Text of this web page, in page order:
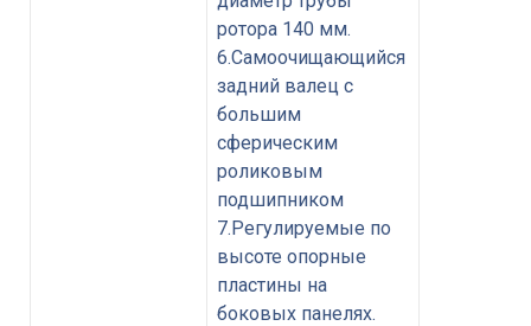
ротора 140 мм.
6.Самоочищающийся
задний валец с
большим
сферическим
роликовым
подшипником
7.Регулируемые по
высоте опорные
пластины на
боковых панелях.